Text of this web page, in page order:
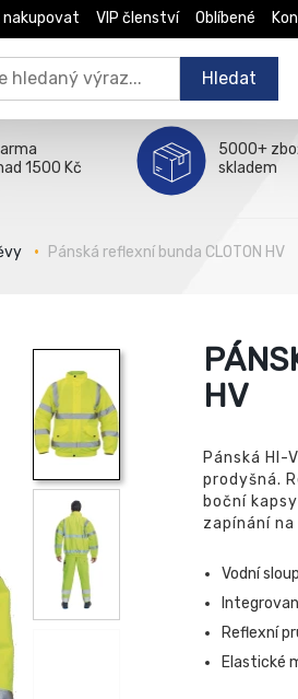
nakupovat VIP členství Oblíbené
Hledat
1500 Kč
5000+
skladem
Pánská reflexní bunda CLOTON HV
HV
Pánská
prodyšná.
boční
zapínání
Vodní
Reflexní
Elastické